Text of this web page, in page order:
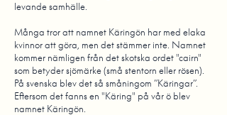
levande samhälle.
Många tror att namnet Käringön har med elaka
kvinnor att göra, men det stämmer inte. Namnet
kommer nämligen från det skotska ordet "cairn"
som betyder sjömärke (små stentorn eller rösen).
På svenska blev det så småningom ”Käringar”.
Eftersom det fanns en "Käring" på vår ö blev
namnet Käringön.